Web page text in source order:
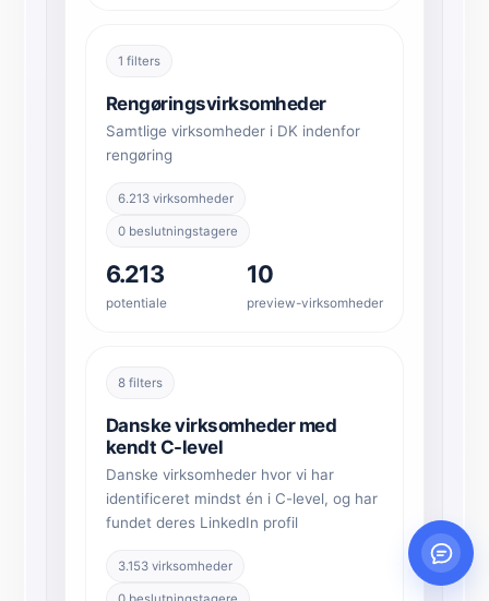
1 filters
Rengøringsvirksomheder
Samtlige virksomheder i DK indenfor
rengøring
6.213 virksomheder
0 beslutningstagere
6.213
potentiale
10
preview-virksomheder
8 filters
Danske virksomheder med
kendt C-level
Danske virksomheder hvor vi har
identificeret mindst én i C-level, og har
fundet deres LinkedIn profil
3.153 virksomheder
AI Campaign Assist Chat with us